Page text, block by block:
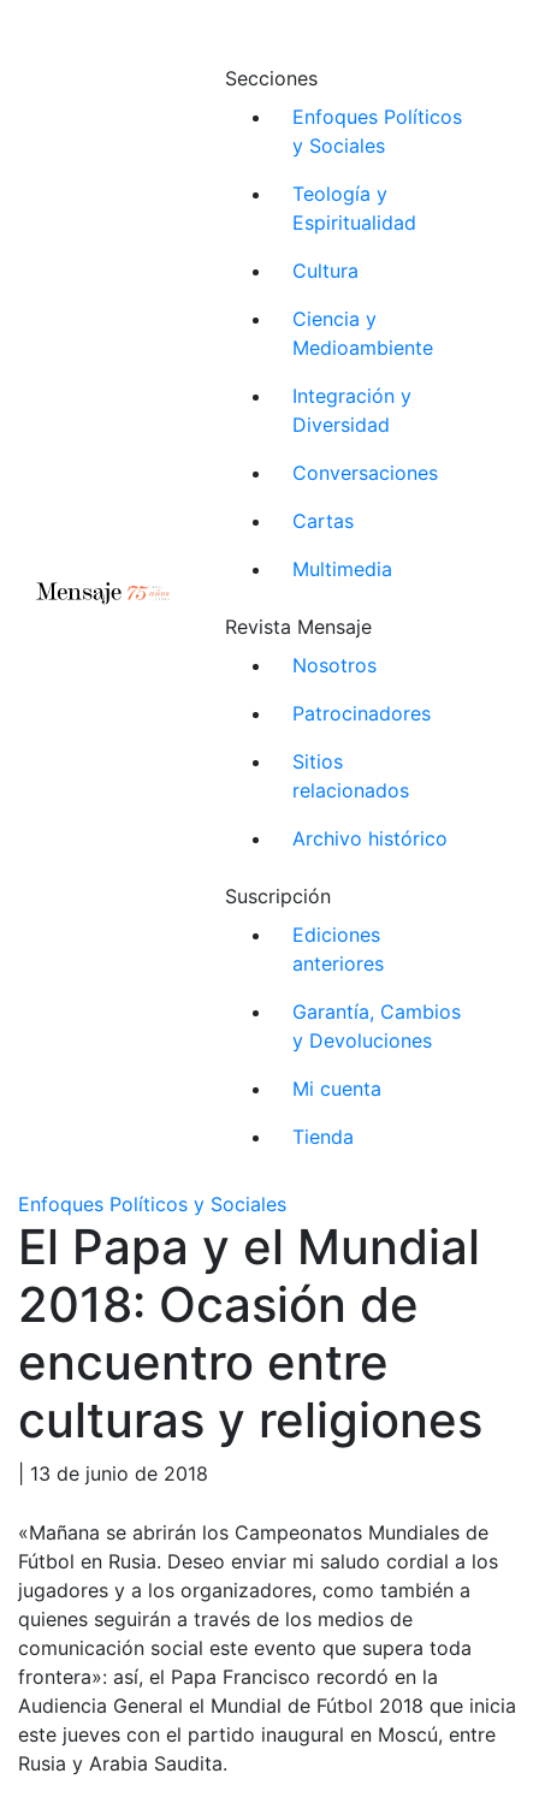
Secciones
Enfoques Políticos
y Sociales
Teología y
Espiritualidad
Cultura
Ciencia y
Medioambiente
Integración y
Diversidad
Conversaciones
Cartas
Multimedia
Revista Mensaje
Nosotros
Patrocinadores
Sitios
relacionados
Archivo histórico
Suscripción
Ediciones
anteriores
Garantía, Cambios
y Devoluciones
Mi cuenta
Tienda
Enfoques Políticos y Sociales
El Papa y el Mundial
2018: Ocasión de
encuentro entre
culturas y religiones
| 13 de junio de 2018
«Mañana se abrirán los Campeonatos Mundiales de
Fútbol en Rusia. Deseo enviar mi saludo cordial a los
jugadores y a los organizadores, como también a
quienes seguirán a través de los medios de
comunicación social este evento que supera toda
frontera»: así, el Papa Francisco recordó en la
Audiencia General el Mundial de Fútbol 2018 que inicia
este jueves con el partido inaugural en Moscú, entre
Rusia y Arabia Saudita.